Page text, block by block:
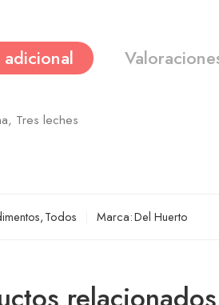
Tres leches
,Todos Marca:Del Huerto